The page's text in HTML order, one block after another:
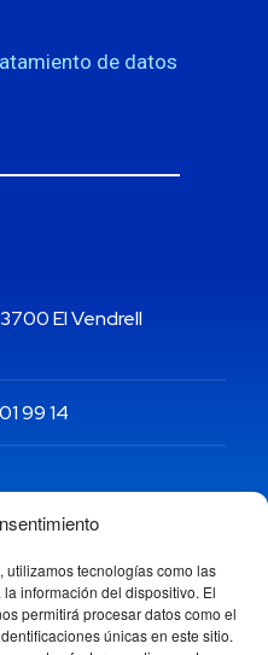
utilizamos tecnologías como las
información del dispositivo. El
permitirá procesar datos como el
únicas en este sitio.
de datos
El Vendrell
99 14